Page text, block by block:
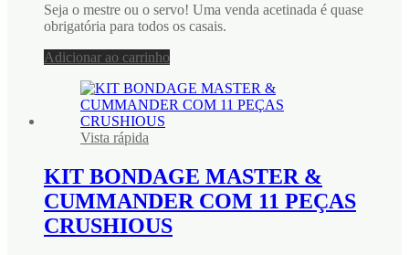
Seja o mestre ou o servo! Uma venda acetinada é quase
obrigatória para todos os casais.
Adicionar ao carrinho
Vista rápida
KIT BONDAGE MASTER &
CUMMANDER COM 11 PEÇAS
CRUSHIOUS